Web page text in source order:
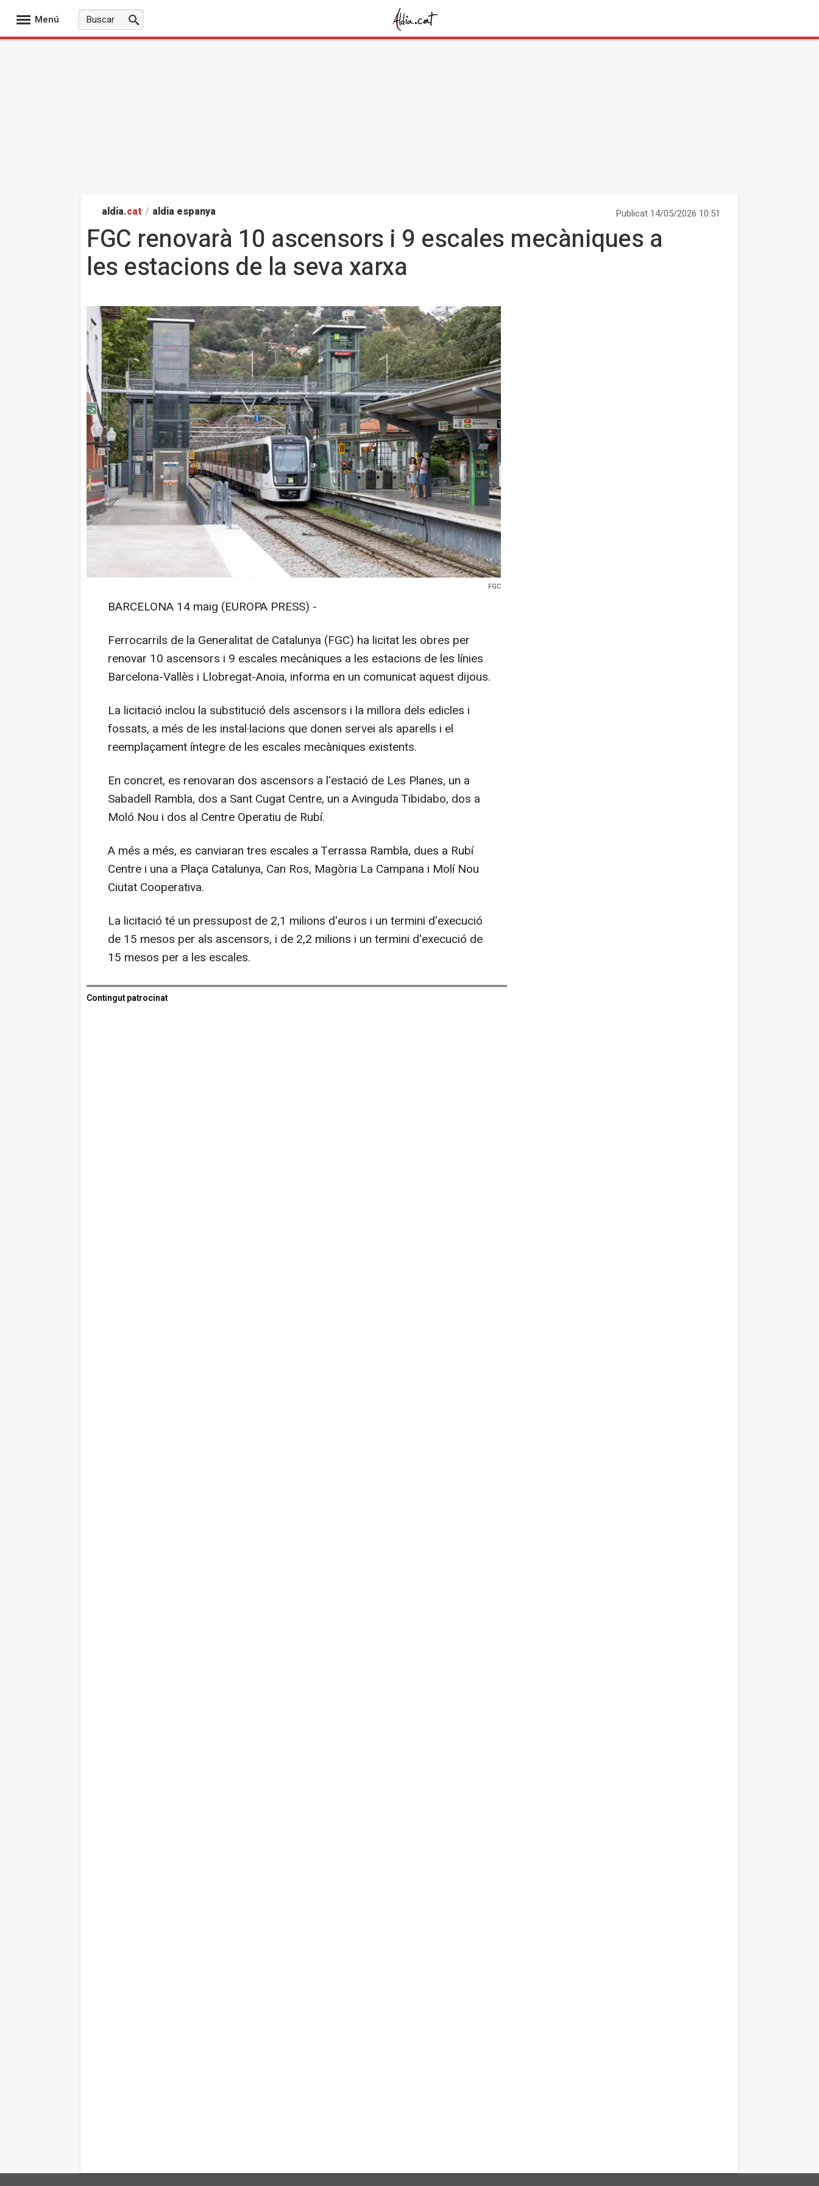
Menú
aldia.cat / aldia espanya Publicat 14/05/2026 10:51
FGC renovarà 10 ascensors i 9 escales mecàniques a
les estacions de la seva xarxa
FGC
BARCELONA 14 maig (EUROPA PRESS) -
Ferrocarrils de la Generalitat de Catalunya (FGC) ha licitat les obres per
renovar 10 ascensors i 9 escales mecàniques a les estacions de les línies
Barcelona-Vallès i Llobregat-Anoia, informa en un comunicat aquest dijous.
La licitació inclou la substitució dels ascensors i la millora dels edicles i
fossats, a més de les instal·lacions que donen servei als aparells i el
reemplaçament íntegre de les escales mecàniques existents.
En concret, es renovaran dos ascensors a l'estació de Les Planes, un a
Sabadell Rambla, dos a Sant Cugat Centre, un a Avinguda Tibidabo, dos a
Moló Nou i dos al Centre Operatiu de Rubí.
A més a més, es canviaran tres escales a Terrassa Rambla, dues a Rubí
Centre i una a Plaça Catalunya, Can Ros, Magòria La Campana i Molí Nou
Ciutat Cooperativa.
La licitació té un pressupost de 2,1 milions d'euros i un termini d'execució
de 15 mesos per als ascensors, i de 2,2 milions i un termini d'execució de
15 mesos per a les escales.
Contingut patrocinat